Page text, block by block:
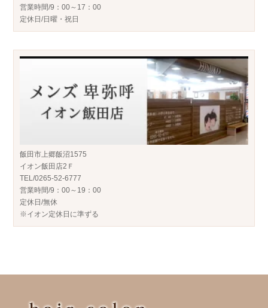
営業時間/9：00～17：00
定休日/日曜・祝日
飯田市上郷飯沼1575
イオン飯田店2Ｆ
TEL/0265-52-6777
営業時間/9：00～19：00
定休日/無休
※イオン定休日に準ずる